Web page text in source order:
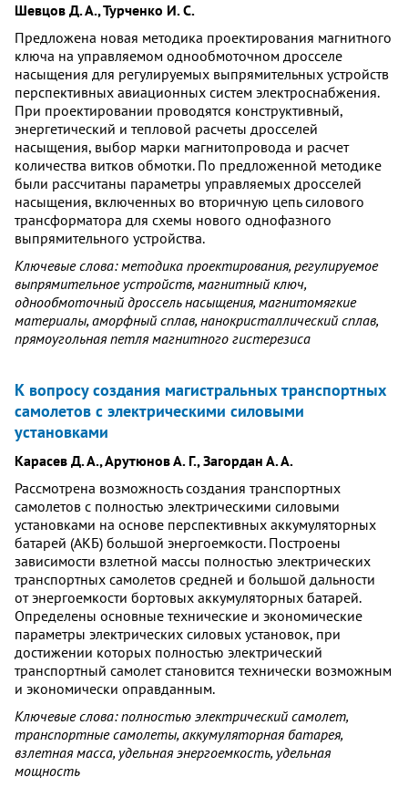
Шевцов Д. А., Турченко И. С.
Предложена новая методика проектирования магнитного
ключа на управляемом однообмоточном дросселе
насыщения для регулируемых выпрямительных устройств
перспективных авиационных систем электроснабжения.
При проектировании проводятся конструктивный,
энергетический и тепловой расчеты дросселей
насыщения, выбор марки магнитопровода и расчет
количества витков обмотки. По предложенной методике
были рассчитаны параметры управляемых дросселей
насыщения, включенных во вторичную цепь силового
трансформатора для схемы нового однофазного
выпрямительного устройства.
Ключевые слова: методика проектирования, регулируемое
выпрямительное устройств, магнитный ключ,
однообмоточный дроссель насыщения, магнитомягкие
материалы, аморфный сплав, нанокристаллический сплав,
прямоугольная петля магнитного гистерезиса
К вопросу создания магистральных транспортных
самолетов с электрическими силовыми
установками
Карасев Д. А., Арутюнов А. Г., Загордан А. А.
Рассмотрена возможность создания транспортных
самолетов с полностью электрическими силовыми
установками на основе перспективных аккумуляторных
батарей (АКБ) большой энергоемкости. Построены
зависимости взлетной массы полностью электрических
транспортных самолетов средней и большой дальности
от энергоемкости бортовых аккумуляторных батарей.
Определены основные технические и экономические
параметры электрических силовых установок, при
достижении которых полностью электрический
транспортный самолет становится технически возможным
и экономически оправданным.
Ключевые слова: полностью электрический самолет,
транспортные самолеты, аккумуляторная батарея,
взлетная масса, удельная энергоемкость, удельная
мощность